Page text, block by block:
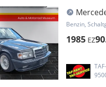
Benzin,
1985 EZ